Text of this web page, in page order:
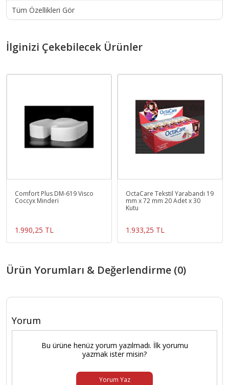
Tüm Özellikleri Gör
İlginizi Çekebilecek Ürünler
Comfort Plus DM-619 Visco
Coccyx Minderi
1.990,25 TL
OctaCare Tekstil Yarabandı 19
mm x 72 mm 20 Adet x 30
Kutu
1.933,25 TL
Ürün Yorumları & Değerlendirme (0)
Yorum
Bu ürüne henüz yorum yazılmadı. İlk yorumu
yazmak ister misin?
Yorum Yaz